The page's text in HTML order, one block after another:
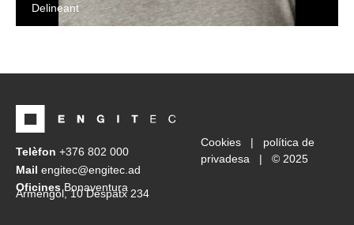
Delineant
Telèfon +376 802 000
Mail engitec@engitec.ad
OficinesBonaventura
Armengol, 10 Despatx 234
Cookies | política de
privadesa | © 2025